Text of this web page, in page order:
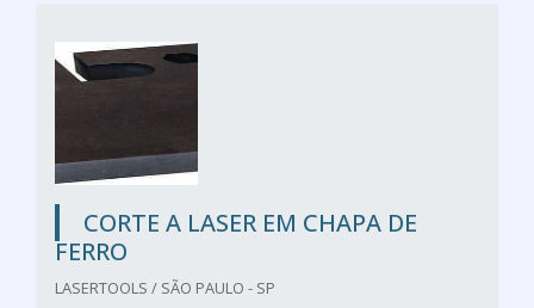
CORTE A LASER EM CHAPA DE
FERRO
LASERTOOLS / SÃO PAULO - SP